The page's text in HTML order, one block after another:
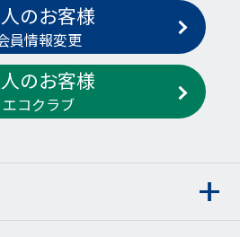
書類、資料請求ハガキ、アンケート、
営業活動などで記入及びお尋ねした情
、インターネット・電話などの電子通
を収集する事があります。
タを利用目的の範囲内で正確・最新の
、個人情報データベースなど（法第
情報をいい、以下同様とします。
のお客様
員情報変更
のお客様
エコクラブ